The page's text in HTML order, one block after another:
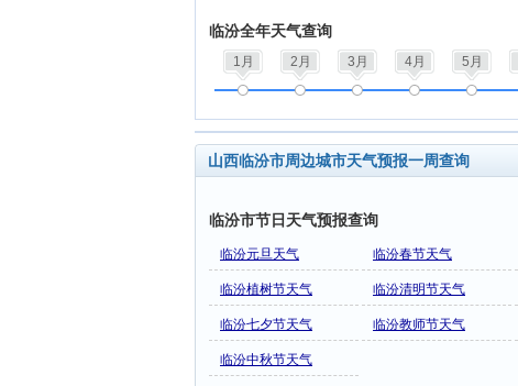
临汾全年天气查询
1月 2月 3月 4月 5月
山西临汾市周边城市天气预报一周查询
临汾市节日天气预报查询
临汾元旦天气 临汾春节天气
临汾植树节天气 临汾清明节天气
临汾七夕节天气 临汾教师节天气
临汾中秋节天气